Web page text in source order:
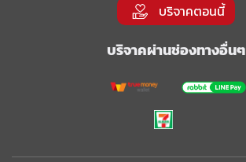
บริจาคตอนนี้
บริจาคผ่านช่องทางอื่นๆ